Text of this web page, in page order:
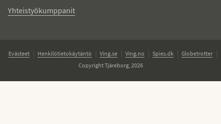
Yhteistyökumppanit
Evästeet Henkilötietokäytäntö Ving.se Ving.no Spies.dk
Globetrotter
Copyright Tjäreborg, 2026